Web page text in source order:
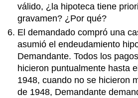
válido, ¿la hipoteca tiene
gravamen? ¿Por qué?
El demandado compró una
asumió el endeudamiento
Demandante. Todos los
hicieron puntualmente hasta
1948, cuando no se hicieron
de 1948, Demandante